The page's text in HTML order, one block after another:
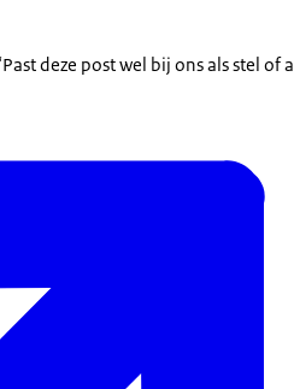
deze post wel bij ons als stel of